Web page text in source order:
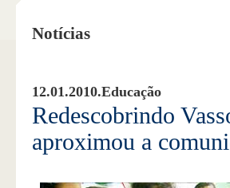
Notícias
12.01.2010.Educação
Redescobrindo
aproximou a